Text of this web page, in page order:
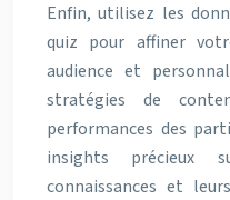
Enfin, utilisez les
quiz pour affiner
audience et
stratégies de
performances des
insights précieux
connaissances et